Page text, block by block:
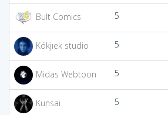
Bult Comics 5
Kókjıek studio 5
Midas Webtoon 5
Kunsai 5